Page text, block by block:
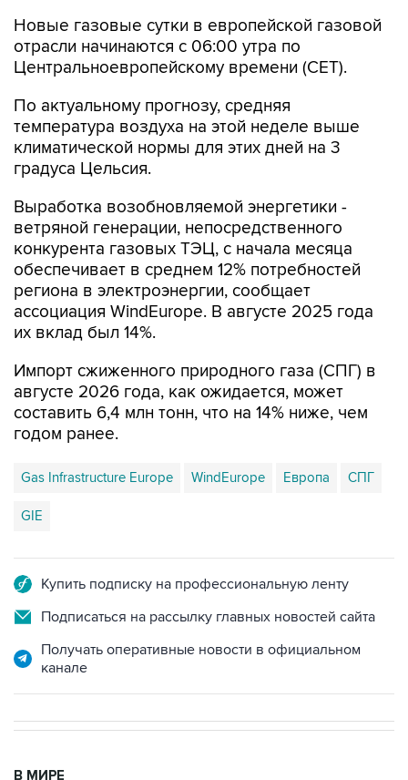
Новые газовые сутки в европейской газовой
отрасли начинаются c 06:00 утра по
Центральноевропейскому времени (CET).
По актуальному прогнозу, средняя
температура воздуха на этой неделе выше
климатической нормы для этих дней на 3
градуса Цельсия.
Выработка возобновляемой энергетики -
ветряной генерации, непосредственного
конкурента газовых ТЭЦ, с начала месяца
обеспечивает в среднем 12% потребностей
региона в электроэнергии, сообщает
ассоциация WindEurope. В августе 2025 года
их вклад был 14%.
Импорт сжиженного природного газа (СПГ) в
августе 2026 года, как ожидается, может
составить 6,4 млн тонн, что на 14% ниже, чем
годом ранее.
Gas Infrastructure Europe WindEurope Европа СПГ
GIE
Купить подписку на профессиональную ленту
Подписаться на рассылку главных новостей сайта
Получать оперативные новости в официальном
канале
В МИРЕ